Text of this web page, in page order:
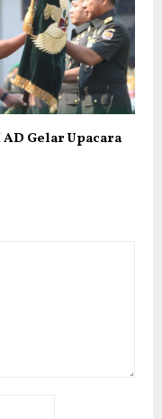
Gelar Upacara